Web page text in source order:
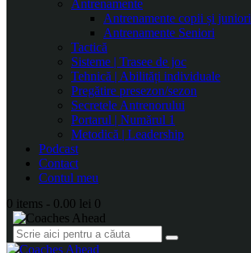
Antrenamente
Antrenamente copii și juniori
Antrenamente Seniori
Tactică
Sisteme | Trasee de joc
Tehnică | Abilități individuale
Pregătire presezon/sezon
Secretele Antrenorului
Portarul | Numărul 1
Metodică | Leadership
Podcast
Contact
Contul meu
0 items - 0.00 lei 0